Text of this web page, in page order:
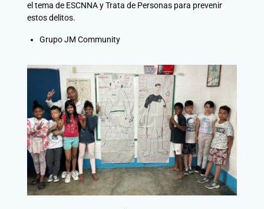
el tema de ESCNNA y Trata de Personas para prevenir
estos delitos.
Grupo JM Community